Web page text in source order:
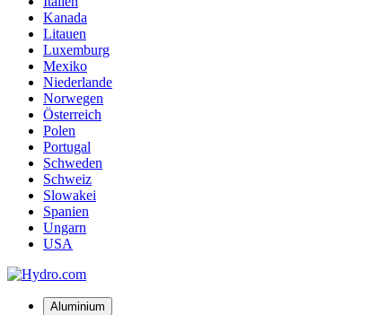
Kanada
Litauen
Luxemburg
Mexiko
Niederlande
Norwegen
Österreich
Polen
Portugal
Schweden
Schweiz
Slowakei
Spanien
Ungarn
USA
Aluminium